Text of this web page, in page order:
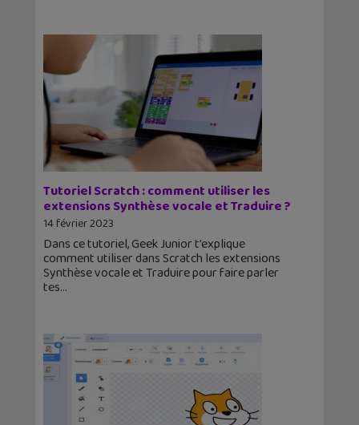
Tutoriel Scratch : comment utiliser les
extensions Synthèse vocale et Traduire ?
14 février 2023
Dans ce tutoriel, Geek Junior t’explique
comment utiliser dans Scratch les extensions
Synthèse vocale et Traduire pour faire parler
tes